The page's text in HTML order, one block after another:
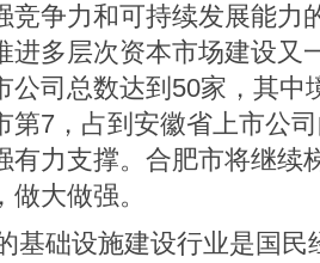
竞争力和可持续发展能力
进多层次资本市场建设又
公司总数达到50家，其中
第7，占到安徽省上市公
有力支撑。合肥市将继续
大做强。
基础设施建设行业是国